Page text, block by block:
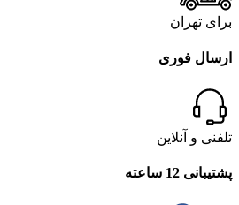
برای تهران
ارسال فوری
تلفنی و آنلاین
پشتیبانی 12 ساعته